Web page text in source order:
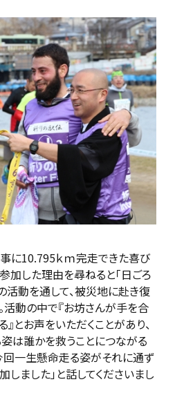
事に10.795ｋｍ完走できた喜び
加した理由を尋ねると「日ごろ
活動を通して、被災地に赴き復
活動の中で『お坊さんが手を合
とお声をいただくことがあり、
は誰かを救うことにつながる
回一生懸命走る姿がそれに通ず
ました」と話してくださいまし